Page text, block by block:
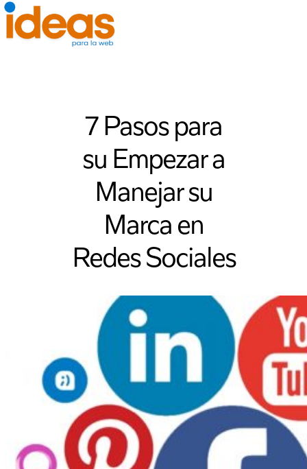
7 Pasos para
su Empezar a
Manejar su
Marca en
Redes Sociales